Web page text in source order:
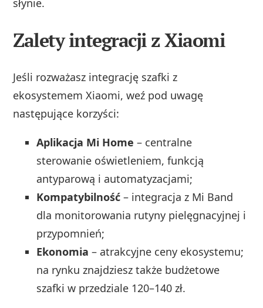
słynie.
Zalety integracji z Xiaomi
Jeśli rozważasz integrację szafki z
ekosystemem Xiaomi, weź pod uwagę
następujące korzyści:
Aplikacja Mi Home – centralne
sterowanie oświetleniem, funkcją
antyparową i automatyzacjami;
Kompatybilność – integracja z Mi Band
dla monitorowania rutyny pielęgnacyjnej i
przypomnień;
Ekonomia – atrakcyjne ceny ekosystemu;
na rynku znajdziesz także budżetowe
szafki w przedziale 120–140 zł.